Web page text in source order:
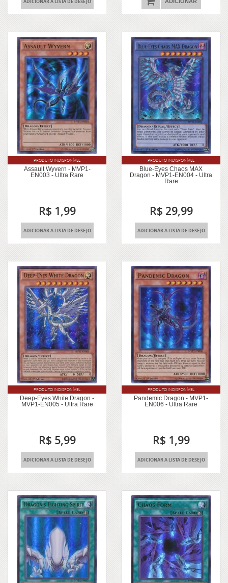
Assault Wyvern - MVP1-
EN003 - Ultra Rare
R$ 1,99
PRODUTO INDISPONÍVEL
ADICIONAR A LISTA DE DESEJO
Blue-Eyes Chaos MAX
Dragon - MVP1-EN004 - Ultra
Rare
R$ 29,99
PRODUTO INDISPONÍVEL
ADICIONAR A LISTA DE DESEJO
Deep-Eyes White Dragon -
MVP1-EN005 - Ultra Rare
R$ 5,99
PRODUTO INDISPONÍVEL
ADICIONAR A LISTA DE DESEJO
Pandemic Dragon - MVP1-
EN006 - Ultra Rare
R$ 1,99
PRODUTO INDISPONÍVEL
ADICIONAR A LISTA DE DESEJO